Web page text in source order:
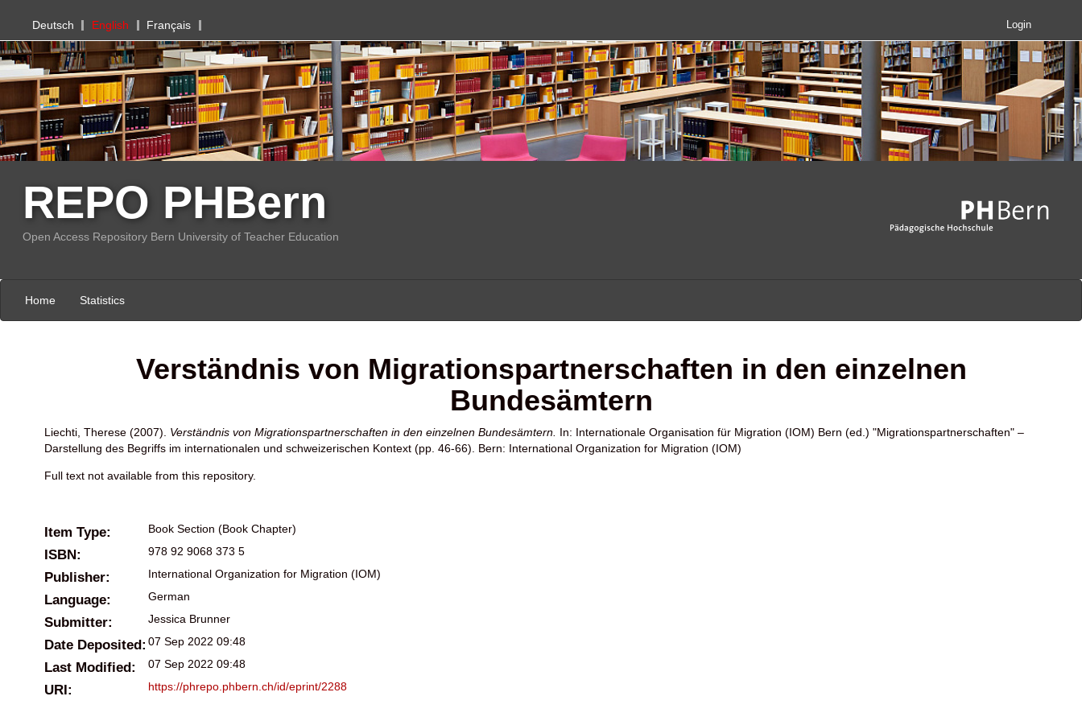
PHBern
Deutsch English Français Login
REPO PHBern
Open Access Repository Bern University of Teacher Education
Home Statistics
Verständnis von Migrationspartnerschaften in den einzelnen
Bundesämtern
Liechti, Therese (2007). Verständnis von Migrationspartnerschaften in den einzelnen Bundesämtern. In: Internationale Organisation für Migration (IOM) Bern (ed.) "Migrationspartnerschaften" –
Darstellung des Begriffs im internationalen und schweizerischen Kontext (pp. 46-66). Bern: International Organization for Migration (IOM)
Full text not available from this repository.
Item Type: Book Section (Book Chapter)
ISBN: 978 92 9068 373 5
Publisher: International Organization for Migration (IOM)
Language: German
Submitter: Jessica Brunner
Date Deposited: 07 Sep 2022 09:48
Last Modified: 07 Sep 2022 09:48
URI: https://phrepo.phbern.ch/id/eprint/2288